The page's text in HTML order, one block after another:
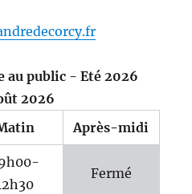
public - Eté 2026
2026
Après-midi
Fermé